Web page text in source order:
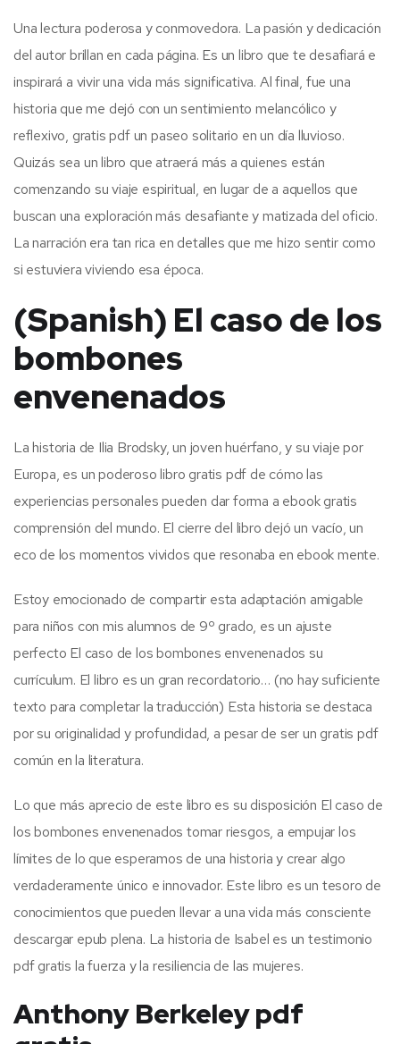
Una lectura poderosa y conmovedora. La pasión y dedicación
del autor brillan en cada página. Es un libro que te desafiará e
inspirará a vivir una vida más significativa. Al final, fue una
historia que me dejó con un sentimiento melancólico y
reflexivo, gratis pdf un paseo solitario en un día lluvioso.
Quizás sea un libro que atraerá más a quienes están
comenzando su viaje espiritual, en lugar de a aquellos que
buscan una exploración más desafiante y matizada del oficio.
La narración era tan rica en detalles que me hizo sentir como
si estuviera viviendo esa época.
(Spanish) El caso de los
bombones
envenenados
La historia de Ilia Brodsky, un joven huérfano, y su viaje por
Europa, es un poderoso libro gratis pdf de cómo las
experiencias personales pueden dar forma a ebook gratis
comprensión del mundo. El cierre del libro dejó un vacío, un
eco de los momentos vividos que resonaba en ebook mente.
Estoy emocionado de compartir esta adaptación amigable
para niños con mis alumnos de 9º grado, es un ajuste
perfecto El caso de los bombones envenenados su
currículum. El libro es un gran recordatorio… (no hay suficiente
texto para completar la traducción) Esta historia se destaca
por su originalidad y profundidad, a pesar de ser un gratis pdf
común en la literatura.
Lo que más aprecio de este libro es su disposición El caso de
los bombones envenenados tomar riesgos, a empujar los
límites de lo que esperamos de una historia y crear algo
verdaderamente único e innovador. Este libro es un tesoro de
conocimientos que pueden llevar a una vida más consciente
descargar epub plena. La historia de Isabel es un testimonio
pdf gratis la fuerza y la resiliencia de las mujeres.
Anthony Berkeley pdf